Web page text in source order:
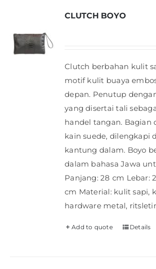
CLUTCH BOYO
Clutch berbahan kulit
motif kulit buaya
depan. Penutup
yang disertai tali
handel tangan. Bagian
kain suede, dilengkapi
kantung dalam. Boyo
dalam bahasa Jawa
Panjang: 28 cm Lebar:
cm Material: kulit sapi,
hardware metal,
Add to quote Details